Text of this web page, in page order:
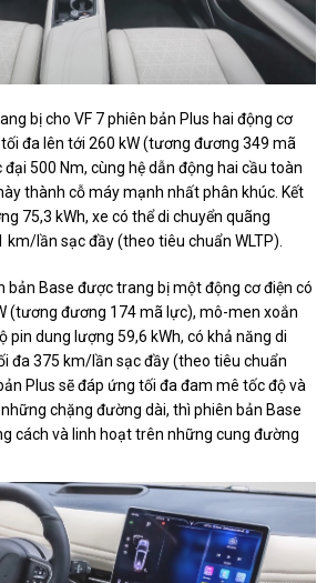
bị cho VF 7 phiên bản Plus hai động cơ
đa lên tới 260 kW (tương đương 349 mã
500 Nm, cùng hệ dẫn động hai cầu toàn
thành cỗ máy mạnh nhất phân khúc. Kết
75,3 kWh, xe có thể di chuyển quãng
lần sạc đầy (theo tiêu chuẩn WLTP).
bản Base được trang bị một động cơ điện có
(tương đương 174 mã lực), mô-men xoắn
pin dung lượng 59,6 kWh, có khả năng di
đa 375 km/lần sạc đầy (theo tiêu chuẩn
Plus sẽ đáp ứng tối đa đam mê tốc độ và
chặng đường dài, thì phiên bản Base
cách và linh hoạt trên những cung đường